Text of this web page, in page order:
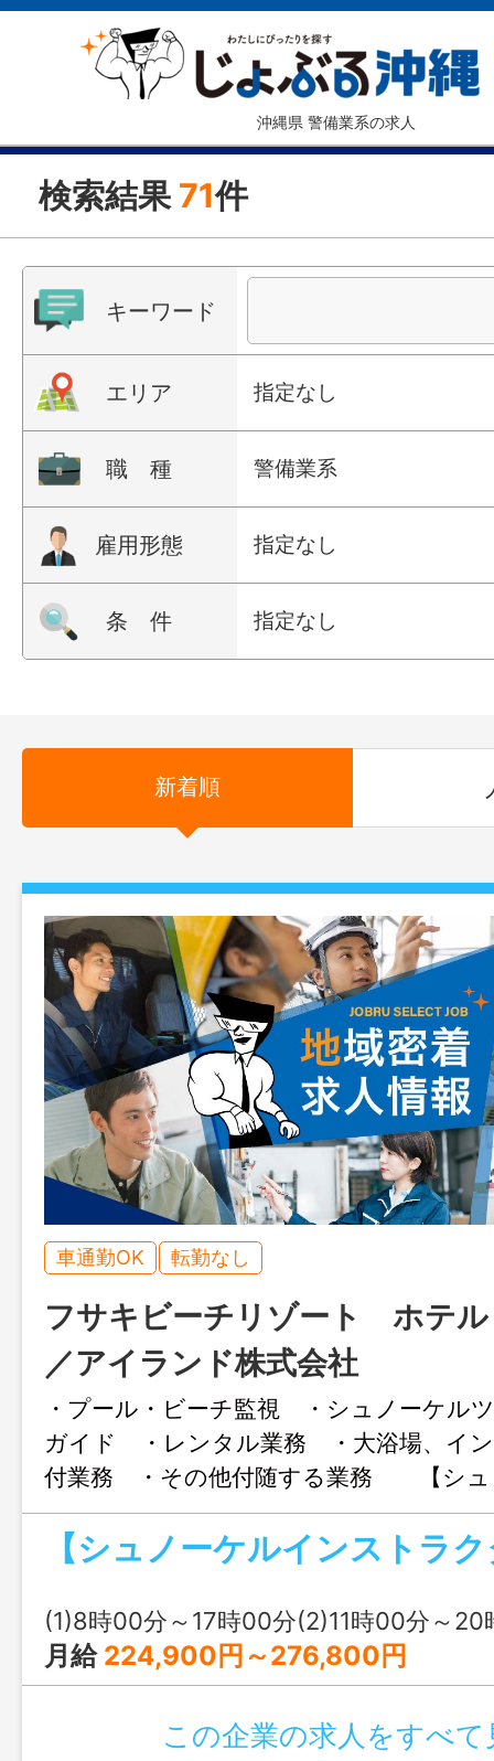
沖縄県 警備業系の求人
検索結果 71件
キーワード
エリア 指定なし
職 種 警備業系
雇用形態 指定なし
条 件 指定なし
新着順
車通勤OK 転勤なし
フサキビーチリゾート ホテル
／アイランド株式会社
・プール・ビーチ監視 ・シュノーケル
ガイド ・レンタル業務 ・大浴場、イ
付業務 ・その他付随する業務 【シュ
資格必須】 変更の範囲：本人の希望を
る業務全て
(1)8時00分～17時00分(2)11時00分～20
月給 224,900円～276,800円
この企業の求人をすべて